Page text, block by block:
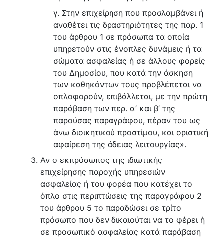
γ. Στην επιχείρηση που προσλαμβάνει ή
αναθέτει τις δραστηριότητες της παρ. 1
του άρθρου 1 σε πρόσωπα τα οποία
υπηρετούν στις ένοπλες δυνάμεις ή τα
σώματα ασφαλείας ή σε άλλους φορείς
του Δημοσίου, που κατά την άσκηση
των καθηκόντων τους προβλέπεται να
οπλοφορούν, επιβάλλεται, με την πρώτη
παράβαση των περ. α’ και β’ της
παρούσας παραγράφου, πέραν του ως
άνω διοικητικού προστίμου, και οριστική
αφαίρεση της άδειας λειτουργίας».
Αν ο εκπρόσωπος της ιδιωτικής
επιχείρησης παροχής υπηρεσιών
ασφαλείας ή του φορέα που κατέχει το
όπλο στις περιπτώσεις της παραγράφου 2
του άρθρου 5 το παραδώσει σε τρίτο
πρόσωπο που δεν δικαιούται να το φέρει ή
σε προσωπικό ασφαλείας κατά παράβαση